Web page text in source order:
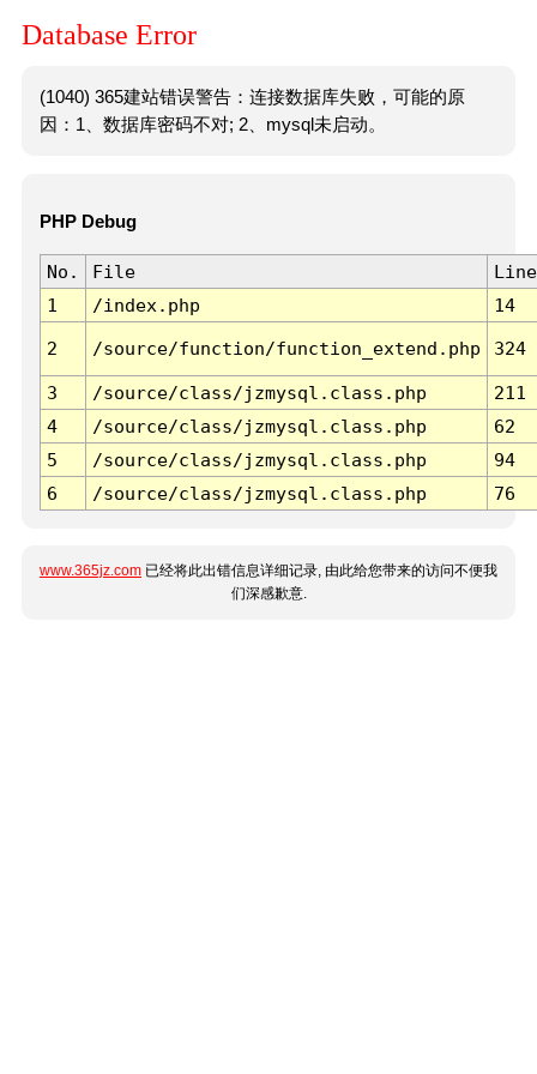
Database Error
(1040) 365建站错误警告：连接数据库失败，可能的原
因：1、数据库密码不对; 2、mysql未启动。
PHP Debug
No. File
Line
1
/index.php 14
2 /source/function/function_extend.php 324
3 /source/class/jzmysql.class.php
211
4
/source/class/jzmysql.class.php
62
5
/source/class/jzmysql.class.php
94
6
/source/class/jzmysql.class.php 76
www.365jz.com 已经将此出错信息详细记录, 由此给您带来的访问不便我
们深感歉意.